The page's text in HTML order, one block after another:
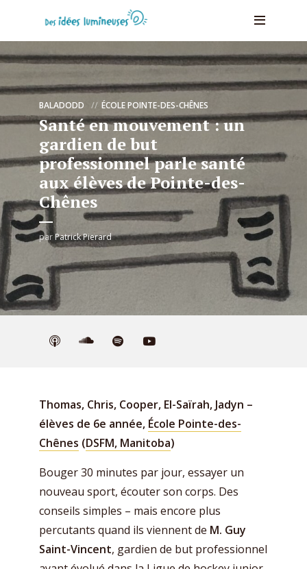
BALADODD ÉCOLE POINTE-DES-CHÊNES
Santé en mouvement : un
gardien de but
professionnel parle santé
aux élèves de Pointe-des-
Chênes
parPatrick Pierard
Thomas, Chris, Cooper, El-Saïrah, Jadyn –
élèves de 6e année, École Pointe-des-
Chênes (DSFM, Manitoba)
Bouger 30 minutes par jour, essayer un
nouveau sport, écouter son corps. Des
conseils simples – mais encore plus
percutants quand ils viennent de M. Guy
Saint-Vincent, gardien de but professionnel